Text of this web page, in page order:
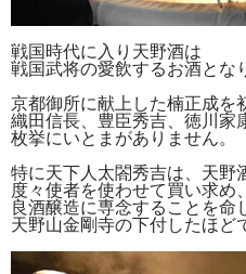
戦国時代に入り天野酒は
戦国武将の愛飲するお酒とな
京都御所に献上した楠正成を
織田信長、豊臣秀吉、徳川家
枚挙にいとまがありません。
特に天下人太閤秀吉は、天野
度々使者を使わせて買い求め、
良酒醸造に専念することを命
天野山金剛寺の下付したほど